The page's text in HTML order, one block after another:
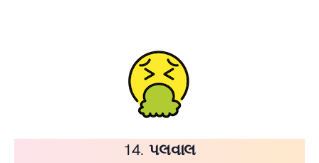
14. પલવાલ